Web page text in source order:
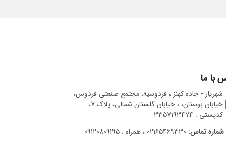
با ما
شهریار - جاده کهنز ، فردوسیه، مجتمع صنعتی فردوس،
خیابان بوستان، ، خیابان گلستان شمالی، پلاک 7،
کدپستی : ۳۳۵۷۱۹۳۴۷۴
شماره تماس: 02165469330 ، همراه : 09120809195